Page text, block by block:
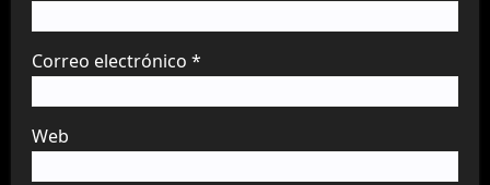
Correo electrónico *
Web